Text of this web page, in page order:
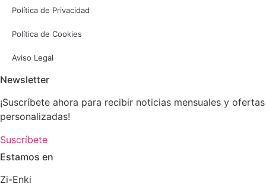
Política de Privacidad
Política de Cookies
Aviso Legal
Newsletter
¡Suscríbete ahora para recibir noticias mensuales y ofertas
personalizadas!
Suscríbete
Estamos en
Zi-Enki